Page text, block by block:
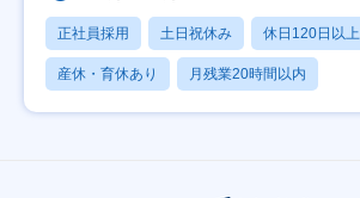
正社員採用 土日祝休み 休日120日以上
産休・育休あり 月残業20時間以内